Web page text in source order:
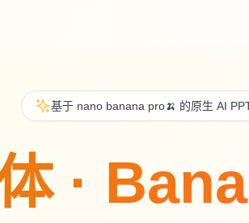
基于 nano banana pro🍌 的原生 AI
·